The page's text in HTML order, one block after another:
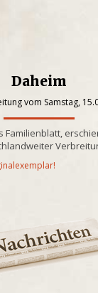
Daheim
vom Samstag,